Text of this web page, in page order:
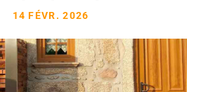
14 FÉVR. 2026